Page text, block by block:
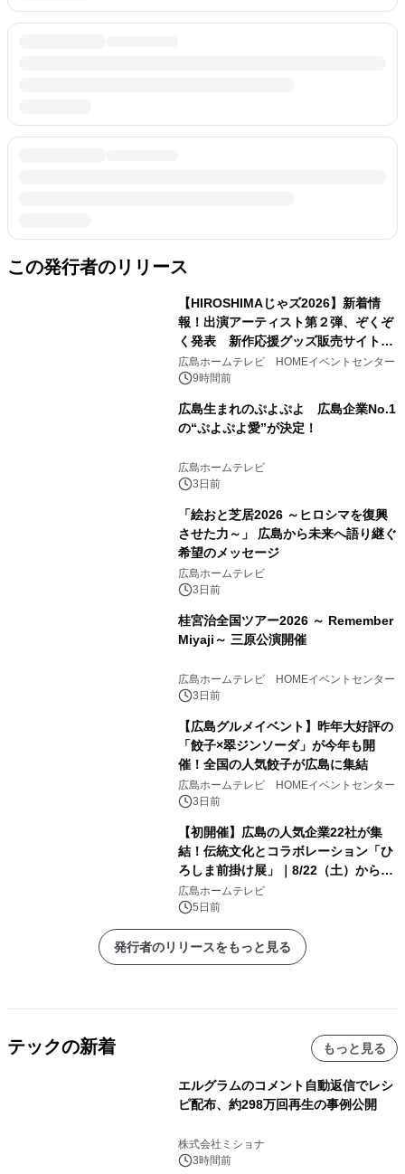
この発行者のリリース
【HIROSHIMAじゃズ2026】新着情
報！出演アーティスト第２弾、ぞくぞ
く発表 新作応援グッズ販売サイトも
同時オープンします！
広島ホームテレビ HOMEイベントセンター
9時間前
広島生まれのぷよぷよ 広島企業No.1
の“ぷよぷよ愛”が決定！
広島ホームテレビ
3日前
「絵おと芝居2026 ～ヒロシマを復興
させた力～」 広島から未来へ語り継ぐ
希望のメッセージ
広島ホームテレビ
3日前
桂宮治全国ツアー2026 ～ Remember
Miyaji～ 三原公演開催
広島ホームテレビ HOMEイベントセンター
3日前
【広島グルメイベント】昨年大好評の
「餃子×翠ジンソーダ」が今年も開
催！全国の人気餃子が広島に集結
広島ホームテレビ HOMEイベントセンター
3日前
【初開催】広島の人気企業22社が集
結！伝統文化とコラボレーション「ひ
ろしま前掛け展」｜8/22（土）から開
幕！
広島ホームテレビ
5日前
発行者のリリースをもっと見る
テックの新着 もっと見る
エルグラムのコメント自動返信でレシ
ピ配布、約298万回再生の事例公開
株式会社ミショナ
3時間前